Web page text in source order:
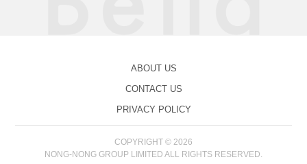
ABOUT US
CONTACT US
PRIVACY POLICY
COPYRIGHT © 2026
NONG-NONG GROUP LIMITED ALL RIGHTS RESERVED.